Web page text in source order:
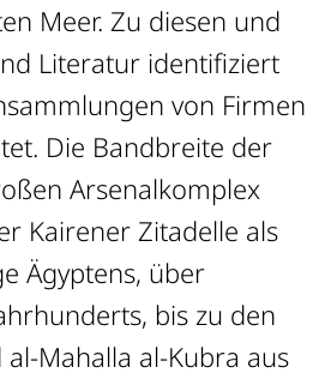
Meer. Zu diesen und
Literatur identifiziert
von Firmen
Die Bandbreite der
Arsenalkomplex
Kairener Zitadelle als
Ägyptens, über
bis zu den
Mahalla al-Kubra aus